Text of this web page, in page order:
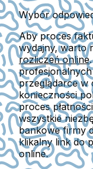
Wybór
Aby proces
wydajny, warto
rozliczeń online
przeglądarce w
konieczności
proces
wszystkie
bankowe firmy
klikalny link do
online.